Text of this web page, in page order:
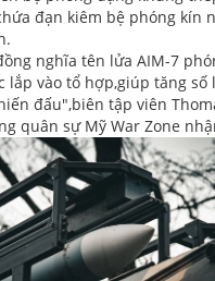
đạn kiêm bệ phóng kín
nghĩa tên lửa AIM-7
lắp vào tổ hợp,giúp tăng
đấu",biên tập viên
quân sự Mỹ War Zone